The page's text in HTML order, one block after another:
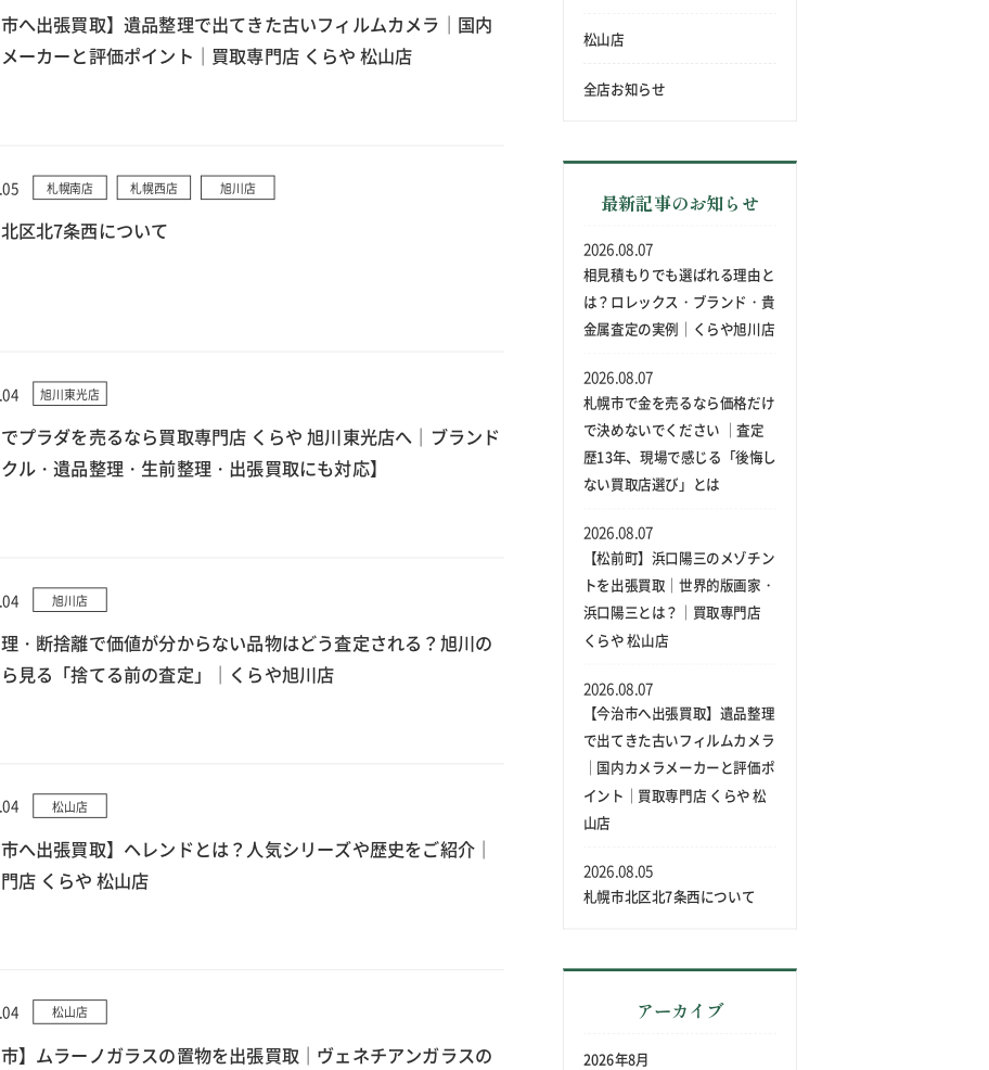
市へ出張買取】遺品整理で出てきた古いフィルムカメラ｜国内
ーカーと評価ポイント｜買取専門店 くらや 松山店
札幌南店 札幌西店 旭川店
区北7条西について
旭川東光店
でプラダを売るなら買取専門店 くらや 旭川東光店へ｜ブランド
ル・遺品整理・生前整理・出張買取にも対応】
旭川店
・断捨離で価値が分からない品物はどう査定される？旭川の
見る「捨てる前の査定」｜くらや旭川店
松山店
市へ出張買取】ヘレンドとは？人気シリーズや歴史をご紹介｜
店 くらや 松山店
松山店
市】ムラーノガラスの置物を出張買取｜ヴェネチアンガラスの
松山店
全店お知らせ
最新記事のお知らせ
相見積もりでも選ばれる理由と
は？ロレックス・ブランド・貴
金属査定の実例｜くらや旭川店
2026.08.07
札幌市で金を売るなら価格だけ
で決めないでください ｜査定
歴13年、現場で感じる「後悔し
ない買取店選び」とは
2026.08.07
【松前町】浜口陽三のメゾチン
トを出張買取｜世界的版画家・
浜口陽三とは？｜買取専門店
くらや 松山店
2026.08.07
【今治市へ出張買取】遺品整理
で出てきた古いフィルムカメラ
｜国内カメラメーカーと評価ポ
イント｜買取専門店 くらや 松
山店
2026.08.07
札幌市北区北7条西について
2026.08.05
アーカイブ
2026年8月